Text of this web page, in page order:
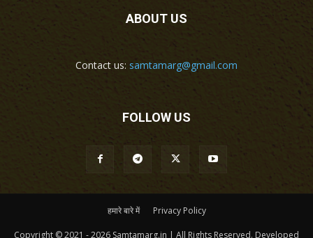
ABOUT US
Contact us: samtamarg@gmail.com
FOLLOW US
हमारे बारे में Privacy Policy
Copyright © 2021 - 2026 Samtamarg.in | All Rights Reserved. Developed